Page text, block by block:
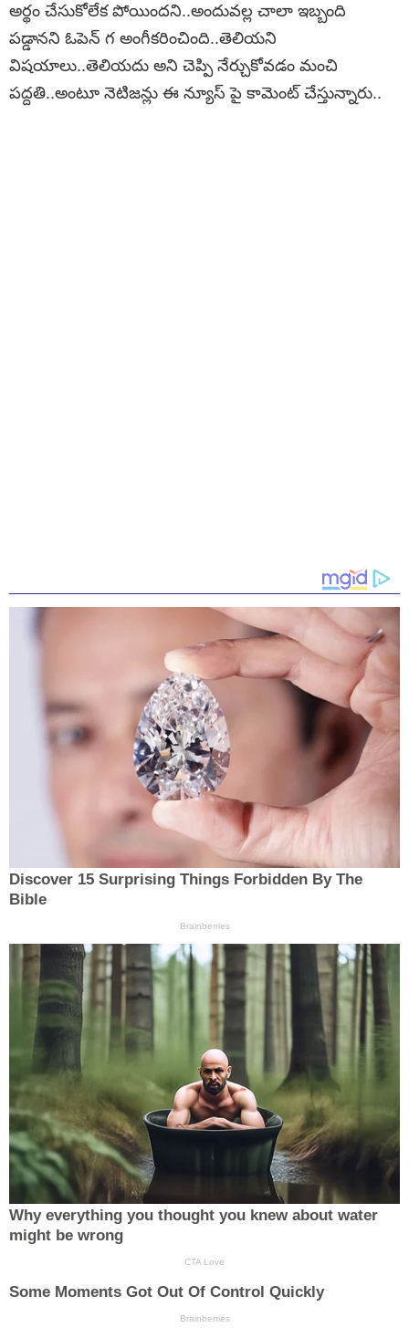
అర్థం చేసుకోలేక పోయిందని..అందువల్ల చాలా ఇబ్బంది
పడ్డానని ఓపెన్ గ అంగీకరించింది..తెలియని
విషయాలు..తెలియదు అని చెప్పి నేర్చుకోవడం మంచి
పద్దతి..అంటూ నెటిజన్లు ఈ న్యూస్ పై కామెంట్ చేస్తున్నారు..